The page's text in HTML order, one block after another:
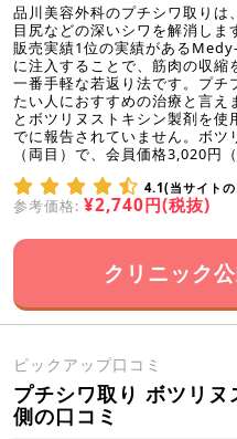
品川美容外科のプチシワ取りは
目尻などの深いシワを解消し
販売実績1位の実績がある
に注入することで、筋肉の収縮
一番手軽な若返り法です。プチ
たい人におすすめの治療と言
とボツリヌストキシン製剤を使
でに報告されていません。ボ
（両目）で、会員価格3,020円
4.1(当サイト
参考価格: ¥2,740円(税抜)
クリニック
ピックアップ口コミ
プチシワ取り ボツリ
側の口コミ